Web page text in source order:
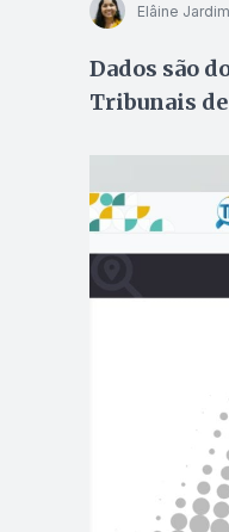
Elâine Jardim
Dados são
Tribunais